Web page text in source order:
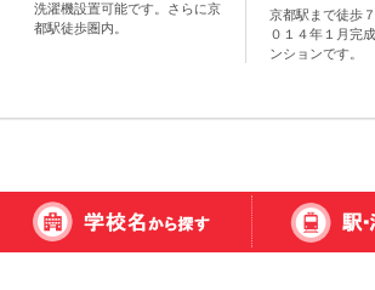
洗濯機設置可能です。さらに京
都駅徒歩圏内。
京都駅まで徒歩
０１４年１月完
ンションです。